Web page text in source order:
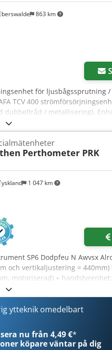
863 km
för ljusbågssprutning /
TCV 400
/ metallisering).
anläggningar. Tekniska data:
upp till 500 A
med tråd
Korrosionsskydd
Metallisering
bilder 3 stycken finns
1 047 km
Perthometer PRK
SP6 Dodpfeu N Awvsx
och vertikaljustering =
motoriserad) +
mätspetsar och mätillbehör
ytteknik omedelbart
nu från 4,49 €*
köpareväntar på dig